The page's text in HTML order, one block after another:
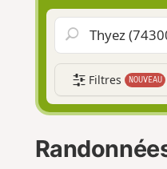
Filtres NOUVEAU